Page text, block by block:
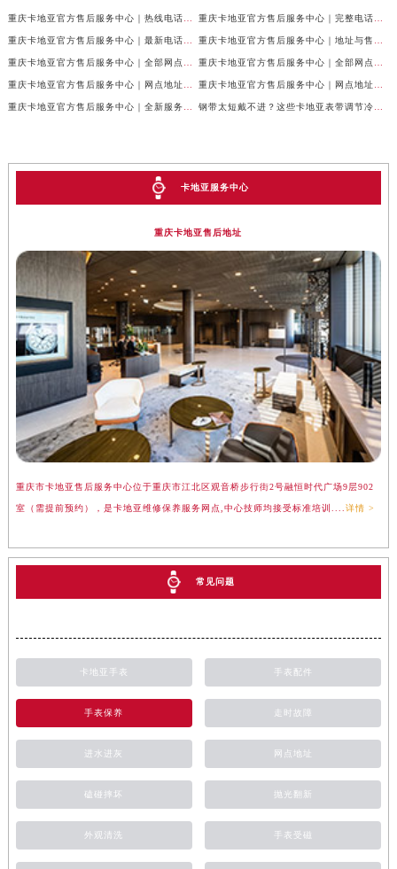
卡地亚服务中心
重庆卡地亚售后地址
重庆市卡地亚售后服务中心位于重庆市江北区观音桥步行街2号融恒时代广场9层902
室（需提前预约），是卡地亚维修保养服务网点,中心技师均接受标准培训.... 详情 >
常见问题
卡地亚手表 手表配件
手表保养 走时故障
进水进灰 网点地址
磕碰摔坏 抛光翻新
外观清洗 手表受磁